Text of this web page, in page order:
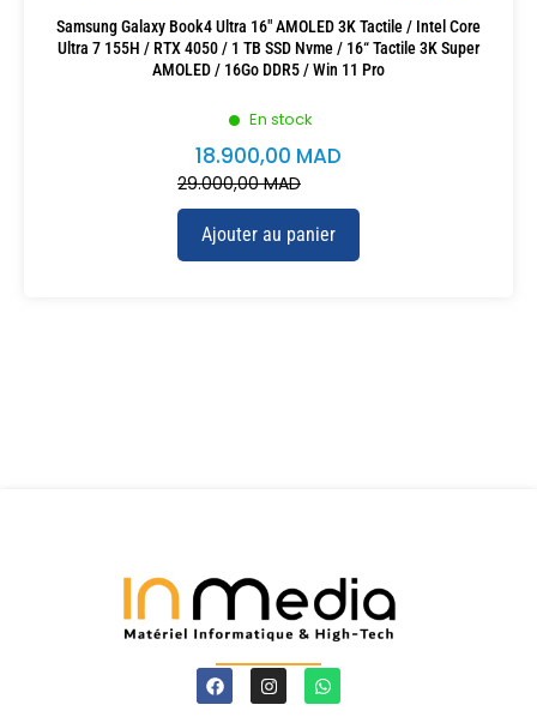
En stock
Samsung Galaxy Book4 Ultra 16″ AMOLED 3K Tactile / Intel Core
Ultra 7 155H / RTX 4050 / 1 TB SSD Nvme / 16“ Tactile 3K Super
AMOLED / 16Go DDR5 / Win 11 Pro
29.000,00MAD
18.900,00 MAD
Ajouter au panier